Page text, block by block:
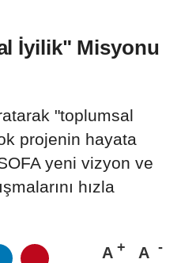
İyilik" Misyonu
"toplumsal
projenin hayata
yeni vizyon ve
hızla
A A